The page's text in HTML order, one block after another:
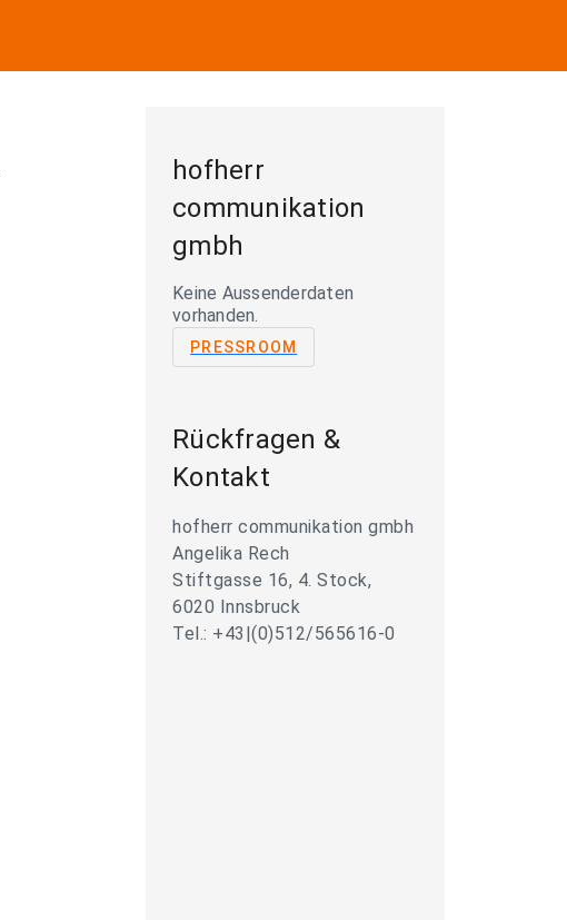
hofherr
communikation
gmbh
Keine Aussenderdaten
vorhanden.
PRESSROOM
Rückfragen &
Kontakt
hofherr communikation gmbh
Angelika Rech
Stiftgasse 16, 4. Stock,
6020 Innsbruck
Tel.: +43|(0)512/565616-0